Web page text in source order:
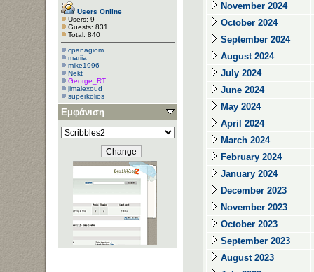
Users Online
Users: 9
Guests: 831
Total: 840
cpanagiom
mariia
mike1996
Nekt
George_RT
jimalexoud
superkolios
Εμφάνιση
November 2024
October 2024
September 2024
August 2024
July 2024
June 2024
May 2024
April 2024
March 2024
February 2024
January 2024
December 2023
November 2023
October 2023
September 2023
August 2023